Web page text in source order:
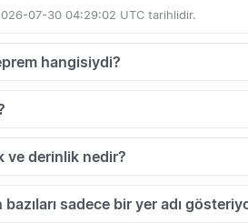
07-30 04:29:02 UTC tarihlidir.
hangisiydi?
ve derinlik nedir?
sadece bir yer adı